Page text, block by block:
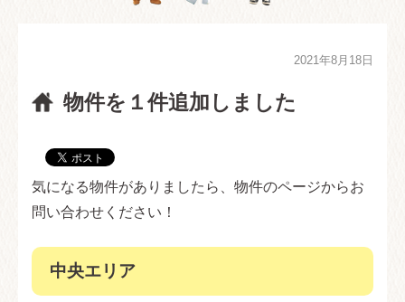
2021年8月18日
物件を１件追加しました
気になる物件がありましたら、物件のページからお
問い合わせください！
中央エリア